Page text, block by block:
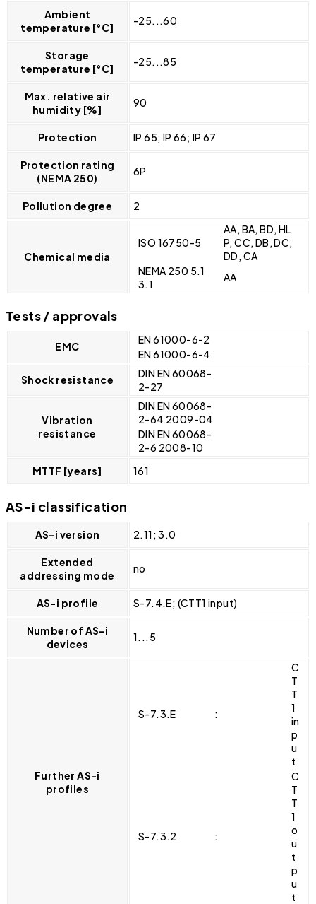
Ambient
temperature [°C]
-25...60
Storage
temperature [°C]
-25...85
Max. relative air
humidity [%]
90
Protection IP 65; IP 66; IP 67
Protection rating
(NEMA 250)
6P
Pollution degree 2
Chemical media
ISO 16750-5
AA, BA, BD, HL
P, CC, DB, DC,
DD, CA
NEMA 250 5.1
3.1
AA
Tests / approvals
EMC
EN 61000-6-2
EN 61000-6-4
Shock resistance
DIN EN 60068-
2-27
Vibration
resistance
DIN EN 60068-
2-64 2009-04
DIN EN 60068-
2-6 2008-10
MTTF [years]
161
AS-i classification
AS-i version 2.11; 3.0
Extended
addressing mode
no
AS-i profile S-7.4.E; (CTT1 input)
Number of AS-i
devices
1...5
Further AS-i
profiles
S-7.3.E :
C
T
T
1
in
p
u
t
S-7.3.2 :
C
T
T
1
o
u
t
p
u
t